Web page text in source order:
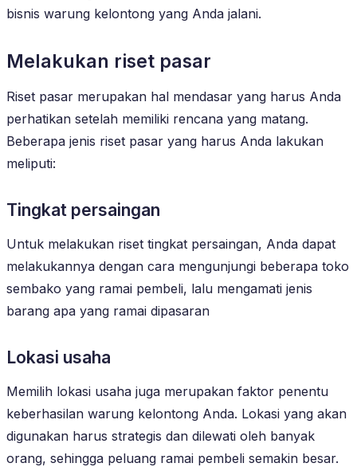
bisnis warung kelontong yang Anda jalani.
Melakukan riset pasar
Riset pasar merupakan hal mendasar yang harus Anda
perhatikan setelah memiliki rencana yang matang.
Beberapa jenis riset pasar yang harus Anda lakukan
meliputi:
Tingkat persaingan
Untuk melakukan riset tingkat persaingan, Anda dapat
melakukannya dengan cara mengunjungi beberapa toko
sembako yang ramai pembeli, lalu mengamati jenis
barang apa yang ramai dipasaran
Lokasi usaha
Memilih lokasi usaha juga merupakan faktor penentu
keberhasilan warung kelontong Anda. Lokasi yang akan
digunakan harus strategis dan dilewati oleh banyak
orang, sehingga peluang ramai pembeli semakin besar.